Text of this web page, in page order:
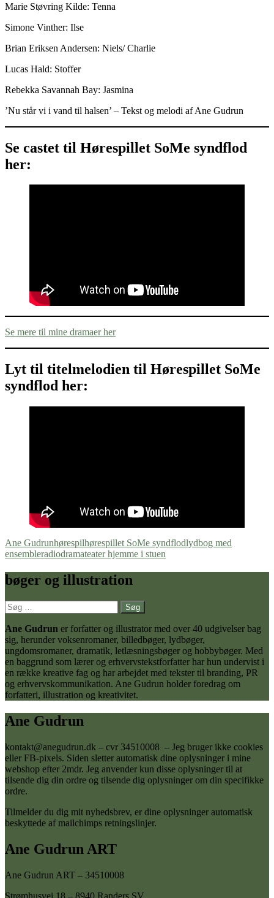
Marie Støvring Kilde: Tenna
Simone Vinther: Ilse
Brian Eriksen Andersen: Niels/ Charlie
Lucas Hald: Stoffer
Rebekka Savannah Bay: Jasmina
’Nu står vi i vand til halsen’ – Tekst og melodi af Ane Gudrun
Se castet til Hørespillet SoMe syndflod
her:
Se mere til mine dramaer her
Lyt til titelmelodien til Hørespillet SoMe
syndflod her:
Ane Gudrunhørespilhørespillet SoMe syndflodlydbog med
ensembleradiodramateater hjemme i stuen
bøger og illustration
Søg
efter:
Ane Gudrun er forfatter og illustrator med over 40 udgivelser bag
sig, herunder voksenromaner, billedbøger, lydbøger,
ungdomsromaner, dramatik, letlæsningsbøger og hobbybøger. Med
en baggrund som lærer og erhvervstekstforfatter har hun undervist i
en række kreative fag og har arbejdet med tekster til branding, PR
og erhvervskommunikation. Ane Gudrun holder foredrag om
forfatteri, illustration og kreativitet.
Ane Gudrun
kontakt@anegudrun.dk – cvr 34510008 – Jeg bruger ikke cookies
eller FB-pixels. Siden sletter automatisk dine oplysninger i mine
webshop efter 2mdr. Jeg anvender kun disse oplysninger til at
tilsende dig din ordre og tilsende dig oplysninger om din specifikke
ordre.
Tilmelder du dig mit nyhedsbrev, er dine oplysninger automatisk
beskyttede af mailchimps retningslinjer.
Ane Gudrun ART
Ane Gudrun ART – 34510008
Strømhusvej 18 – 8940 Randers SV